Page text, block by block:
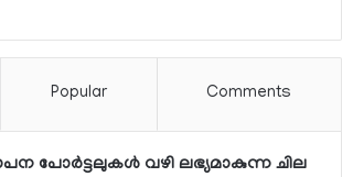
Popular Comments
പോര്‍ട്ടലുകള്‍ വഴി ലഭ്യമാകുന്ന ചില